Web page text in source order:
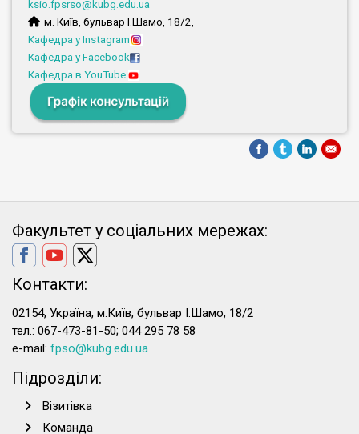
ksio.fpsrso@kubg.edu.ua
м. Київ, бульвар І.Шамо, 18/2,
Кафедра у Instagram
Кафедра у Facebook
Кафедра в YouTube
Факультет у соціальних мережах:
Контакти:
02154, Україна, м.Київ, бульвар І.Шамо, 18/2
тел.: 067-473-81-50; 044 295 78 58
e-mail: fpso@kubg.edu.ua
Підрозділи:
Візитівка
Команда